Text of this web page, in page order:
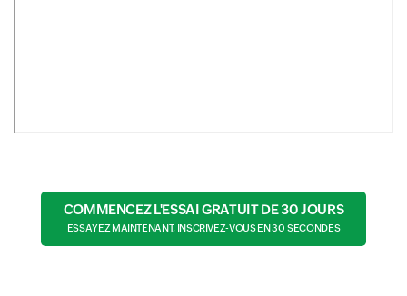
COMMENCEZ L'ESSAI GRATUIT DE 30 JOURS
ESSAYEZ MAINTENANT, INSCRIVEZ-VOUS EN 30 SECONDES